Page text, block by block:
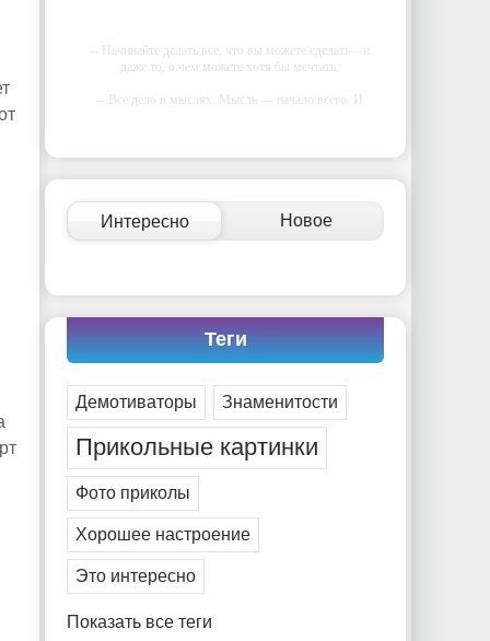
-- Начинайте делать все, что вы можете сделать – и
даже то, о чем можете хотя бы мечтать.
-- Все дело в мыслях. Мысль — начало всего. И
той жизнью, которую вы сами себе придумали.
-- Самое большое богатство — это ум. Самая большая
нищета — глупость. Из всех страхов самый пугающий
пропустить его мимо ушей. Он никогда не бывает
-- Люблю давать советы и очень не люблю, когда их
дают мне.
Интересно Новое
Теги
Демотиваторы Знаменитости
Прикольные картинки
Фото приколы
Хорошее настроение
Это интересно
Показать все теги